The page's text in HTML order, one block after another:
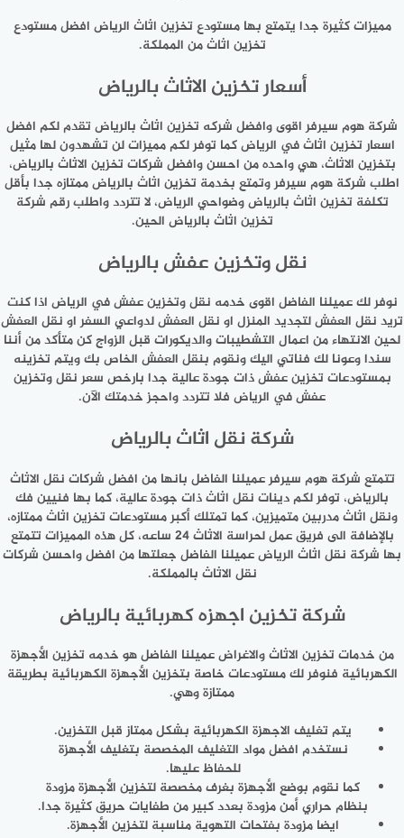
مميزات كثيرة جدا يتمتع بها مستودع تخزين اثاث الرياض افضل مستودع
تخزين اثاث من المملكة.
أسعار تخزين الاثاث بالرياض
شركة هوم سيرفر اقوى وافضل شركه تخزين اثاث بالرياض تقدم لكم افضل
اسعار تخزين اثاث في الرياض كما توفر لكم مميزات لن تشهدون لها مثيل
بتخزين الاثاث، هي واحده من احسن وافضل شركات تخزين الاثاث بالرياض،
اطلب شركة هوم سيرفر وتمتع بخدمة تخزين اثاث بالرياض ممتازه جدا بأقل
تكلفة تخزين اثاث بالرياض وضواحي الرياض، لا تتردد واطلب رقم شركة
تخزين اثاث بالرياض الحين.
نقل وتخزين عفش بالرياض
نوفر لك عميلنا الفاضل اقوى خدمه نقل وتخزين عفش في الرياض اذا كنت
تريد نقل العفش لتجديد المنزل او نقل العفش لدواعي السفر او نقل العفش
لحين الانتهاء من اعمال التشطيبات والديكورات قبل الزواج كن متأكد من أننا
سندا وعونا لك فناتي اليك ونقوم بنقل العفش الخاص بك ويتم تخزينه
بمستودعات تخزين عفش ذات جودة عالية جدا بارخص سعر نقل وتخزين
عفش في الرياض فلا تتردد واحجز خدمتك الآن.
شركة نقل اثاث بالرياض
تتمتع شركة هوم سيرفر عميلنا الفاضل بانها من افضل شركات نقل الاثاث
بالرياض، توفر لكم دينات نقل اثاث ذات جودة عالية، كما بها فنيين فك
ونقل اثاث مدربين متميزين، كما تمتلك أكبر مستودعات تخزين اثاث ممتازه،
بالإضافة الى فريق عمل لحراسة الاثاث 24 ساعه، كل هذه المميزات تتمتع
بها شركة نقل اثاث الرياض عميلنا الفاضل جعلتها من افضل واحسن شركات
نقل الاثاث بالمملكة.
شركة تخزين اجهزه كهربائية بالرياض
من خدمات تخزين الاثاث والاغراض عميلنا الفاضل هو خدمه تخزين الأجهزة
الكهربائية فنوفر لك مستودعات خاصة بتخزين الأجهزة الكهربائية بطريقة
ممتازة وهي.
يتم تغليف الاجهزة الكهربائية بشكل ممتاز قبل التخزين.
نستخدم افضل مواد التغليف المخصصة بتغليف الأجهزة
للحفاظ عليها.
كما نقوم بوضع الأجهزة بغرف مخصصة لتخزين الأجهزة مزودة
بنظام حراري أمن مزودة بعدد كبير من طفايات حريق كثيرة جدا.
ايضا مزودة بفتحات التهوية مناسبة لتخزين الأجهزة.